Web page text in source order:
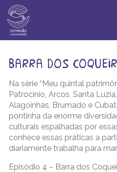
barra dos
Na série “Meu quintal
Patrocínio, Arcos, Santa
Alagoinhas, Brumado e
pontinha da enorme
culturais espalhadas por
conhece essas práticas a
diariamente trabalha para
Episódio 4 – Barra dos